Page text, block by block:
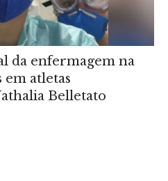
da enfermagem na
em atletas
Belletato